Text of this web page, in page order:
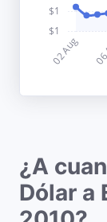
¿A
Dólar a